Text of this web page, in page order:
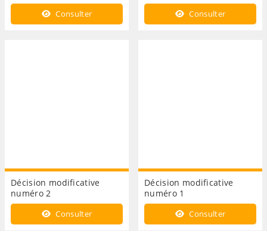
Consulter Consulter
Décision modificative
numéro 2
Consulter
Décision modificative
numéro 1
Consulter